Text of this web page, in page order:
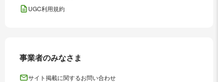
UGC利用規約
事業者のみなさま
サイト掲載に関するお問い合わせ